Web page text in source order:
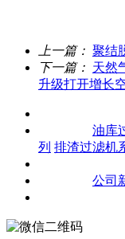
上一篇： 聚结
下一篇： 天然
升级打开增长
油库
列 排渣过滤机
公司